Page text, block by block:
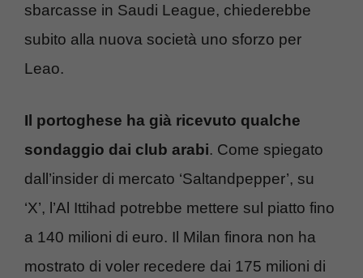
sbarcasse in Saudi League, chiederebbe
subito alla nuova società uno sforzo per
Leao.
Il portoghese ha già ricevuto qualche
sondaggio dai club arabi. Come spiegato
dall’insider di mercato ‘Saltandpepper’, su
‘X’, l’Al Ittihad potrebbe mettere sul piatto fino
a 140 milioni di euro. Il Milan finora non ha
mostrato di voler recedere dai 175 milioni di